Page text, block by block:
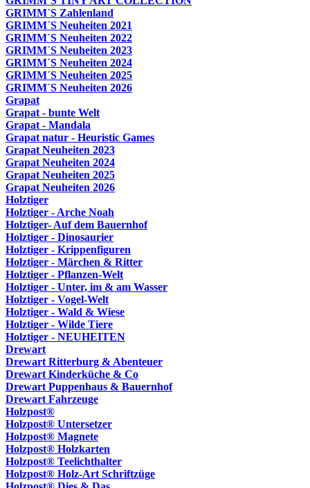
GRIMM´S Zahlenland
GRIMM´S Neuheiten 2021
GRIMM´S Neuheiten 2022
GRIMM´S Neuheiten 2023
GRIMM´S Neuheiten 2024
GRIMM´S Neuheiten 2025
GRIMM´S Neuheiten 2026
Grapat
Grapat - bunte Welt
Grapat - Mandala
Grapat natur - Heuristic Games
Grapat Neuheiten 2023
Grapat Neuheiten 2024
Grapat Neuheiten 2025
Grapat Neuheiten 2026
Holztiger
Holztiger - Arche Noah
Holztiger- Auf dem Bauernhof
Holztiger - Dinosaurier
Holztiger - Krippenfiguren
Holztiger - Märchen & Ritter
Holztiger - Pflanzen-Welt
Holztiger - Unter, im & am Wasser
Holztiger - Vogel-Welt
Holztiger - Wald & Wiese
Holztiger - Wilde Tiere
Holztiger - NEUHEITEN
Drewart
Drewart Ritterburg & Abenteuer
Drewart Kinderküche & Co
Drewart Puppenhaus & Bauernhof
Drewart Fahrzeuge
Holzpost®
Holzpost® Untersetzer
Holzpost® Magnete
Holzpost® Holzkarten
Holzpost® Teelichthalter
Holzpost® Holz-Art Schriftzüge